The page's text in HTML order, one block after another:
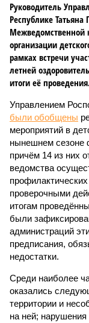
Руководитель
Республике
Межведомственной
организации
рамках встречи
летней
итоги её
Управлением
были обобщены
мероприятий в
нынешнем сезоне
причём 14 из них
ведомства
проверочными
итогам
были
администраций
предписания,
недостатки.
Среди наиболее
оказались
территории и
на ней; нарушения